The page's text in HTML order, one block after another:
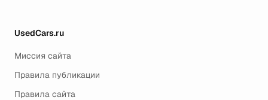
UsedCars.ru
Миссия сайта
Правила публикации
Правила сайта